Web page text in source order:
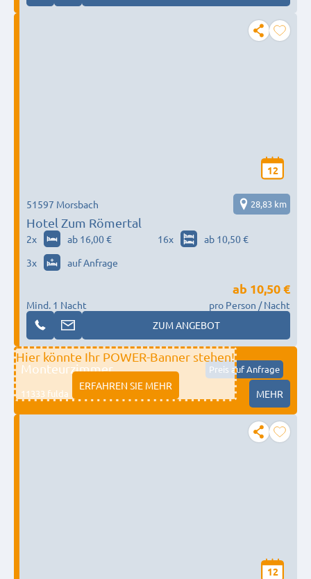
12
Hotel Zum Römertal
51597 Morsbach 28,83 km
2x ab 16,00 € 16x
ab 10,50 €
3x auf Anfrage
Mind. 1 Nacht
ab 10,50 €
pro Person / Nacht
ZUM ANGEBOT
Hier könnte Ihr POWER-Banner stehen!
ERFAHREN SIE MEHR
Monteurzimmer Preis auf Anfrage
11333 fulda MEHR
12